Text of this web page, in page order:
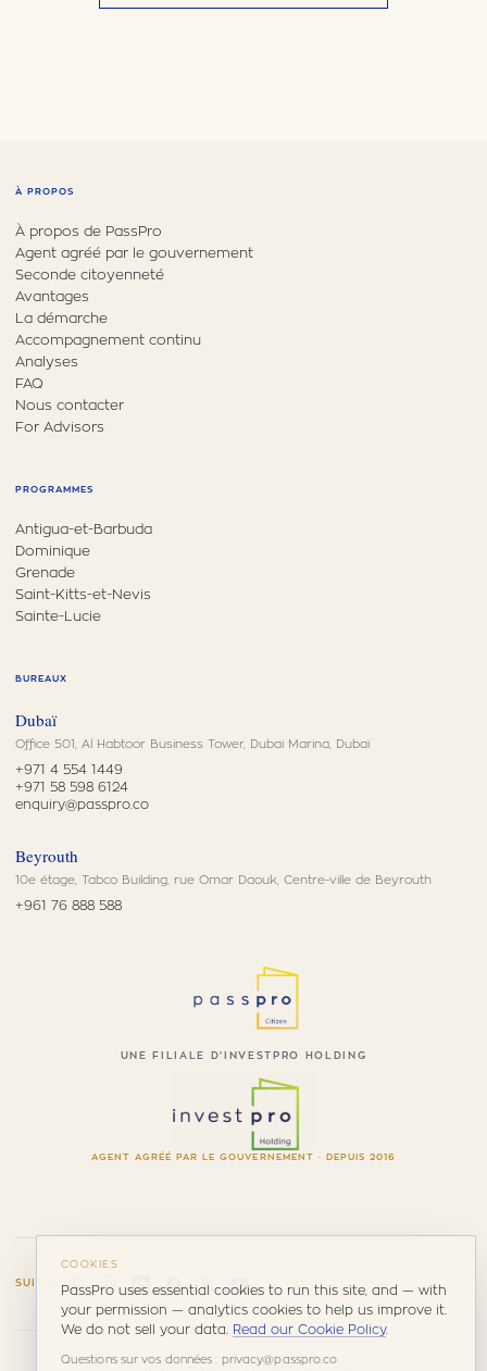
À PROPOS
À propos de PassPro
Agent agréé par le gouvernement
Seconde citoyenneté
Avantages
La démarche
Accompagnement continu
Analyses
FAQ
Nous contacter
For Advisors
PROGRAMMES
Antigua-et-Barbuda
Dominique
Grenade
Saint-Kitts-et-Nevis
Sainte-Lucie
BUREAUX
Dubaï
Office 501, Al Habtoor Business Tower, Dubai Marina, Dubaï
+971 4 554 1449
+971 58 598 6124
enquiry@passpro.co
Beyrouth
10e étage, Tabco Building, rue Omar Daouk, Centre-ville de Beyrouth
+961 76 888 588
UNE FILIALE D'INVESTPRO HOLDING
AGENT AGRÉÉ PAR LE GOUVERNEMENT · DEPUIS 2016
SUIVRE
COOKIES
PassPro uses essential cookies to run this site, and — with
your permission — analytics cookies to help us improve it.
We do not sell your data. Read our Cookie Policy.
Questions sur vos données : privacy@passpro.co